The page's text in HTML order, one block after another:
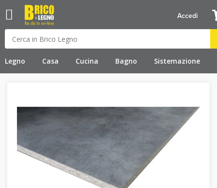
Legno Casa Cucina Bagno Sistemazione
Accedi